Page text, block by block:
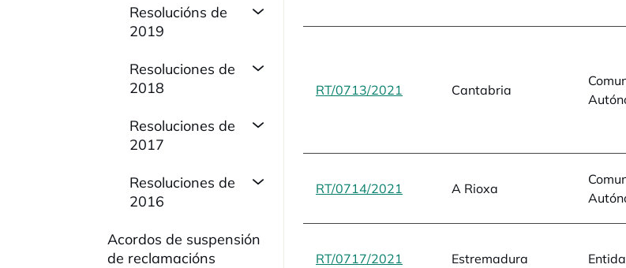
Resolucións de
2019
Resoluciones de
2018
Resoluciones de
2017
Resoluciones de
2016
Acordos de suspensión
de reclamacións
RT/0713/2021 opens in a new tab
Cantabria
RT/0714/2021 opens in a new tab
A Rioxa
RT/0717/2021 opens in a new tab
Estremadura